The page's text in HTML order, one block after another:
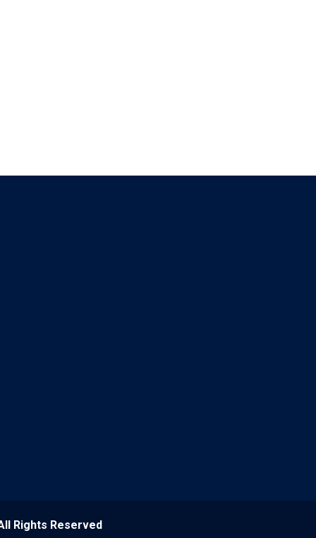
Rights Reserved